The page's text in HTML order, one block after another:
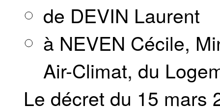
de DEVIN Laurent
à NEVEN Cécile,
Air-Climat, du
Le décret du 15 mars